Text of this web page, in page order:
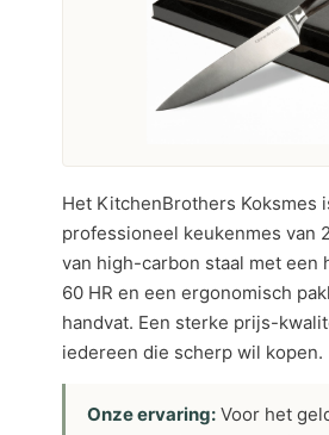
Het KitchenBrothers Koksmes
professioneel keukenmes van
van high-carbon staal met een
60 HR en een ergonomisch
handvat. Een sterke prijs-
iedereen die scherp wil kopen.
Onze ervaring: Voor het